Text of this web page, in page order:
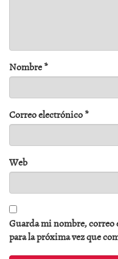
Nombre*
Correo electrónico*
Web
Guarda mi nombre, correo
para la próxima vez que